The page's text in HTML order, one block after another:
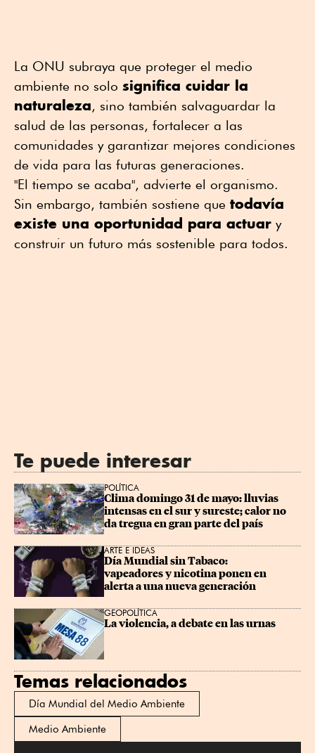
La ONU subraya que proteger el medio
ambiente no solo significa cuidar la
naturaleza, sino también salvaguardar la
salud de las personas, fortalecer a las
comunidades y garantizar mejores condiciones
de vida para las futuras generaciones.
"El tiempo se acaba", advierte el organismo.
Sin embargo, también sostiene que todavía
existe una oportunidad para actuar y
construir un futuro más sostenible para todos.
Te puede interesar
POLÍTICA
Clima domingo 31 de mayo: lluvias
intensas en el sur y sureste; calor no
da tregua en gran parte del país
ARTE E IDEAS
Día Mundial sin Tabaco:
vapeadores y nicotina ponen en
alerta a una nueva generación
GEOPOLÍTICA
La violencia, a debate en las urnas
Temas relacionados
Día Mundial del Medio Ambiente
Medio Ambiente